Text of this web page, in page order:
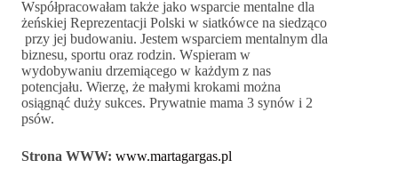
Współpracowałam także jako wsparcie mentalne dla
żeńskiej Reprezentacji Polski w siatkówce na siedząco
przy jej budowaniu. Jestem wsparciem mentalnym dla
biznesu, sportu oraz rodzin. Wspieram w
wydobywaniu drzemiącego w każdym z nas
potencjału. Wierzę, że małymi krokami można
osiągnąć duży sukces. Prywatnie mama 3 synów i 2
psów.
Strona WWW: www.martagargas.pl